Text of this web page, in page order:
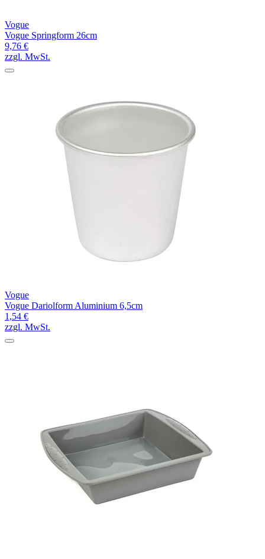
Vogue
Vogue Springform 26cm
9,76 €
zzgl. MwSt.
Vogue
Vogue Dariolform Aluminium 6,5cm
1,54 €
zzgl. MwSt.